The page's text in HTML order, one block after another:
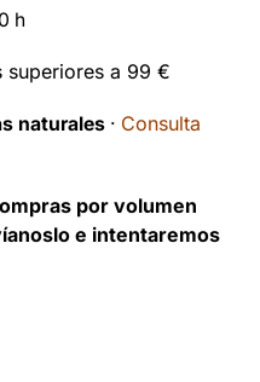
h
superiores a 99 €
naturales · Consulta
por volumen
e intentaremos